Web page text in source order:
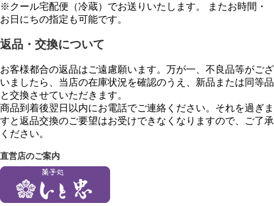
※クール宅配便（冷蔵）でお送りいたします。 またお時間・
お日にちの指定も可能です。
返品・交換について
お客様都合の返品はご遠慮願います。万が一、不良品等がござ
いましたら、当店の在庫状況を確認のうえ、新品または同等品
と交換させていただきます。
商品到着後翌日以内にお電話でご連絡ください。それを過ぎま
すと返品交換のご要望はお受けできなくなりますので、ご了承
ください。
直営店のご案内